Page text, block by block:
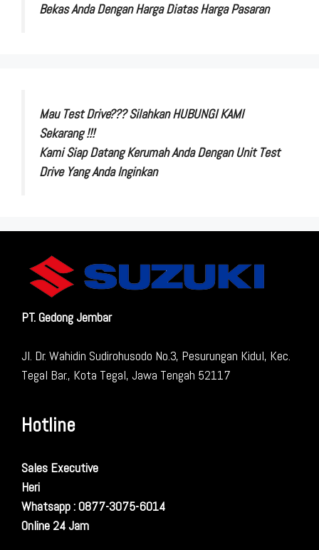
Bekas Anda Dengan Harga Diatas Harga Pasaran
Mau Test Drive??? Silahkan HUBUNGI KAMI
Sekarang !!!
Kami Siap Datang Kerumah Anda Dengan Unit Test
Drive Yang Anda Inginkan
PT. Gedong Jembar
Jl. Dr. Wahidin Sudirohusodo No.3, Pesurungan Kidul, Kec.
Tegal Bar., Kota Tegal, Jawa Tengah 52117
Hotline
Sales Executive
Heri
Whatsapp : 0877-3075-6014
Online 24 Jam